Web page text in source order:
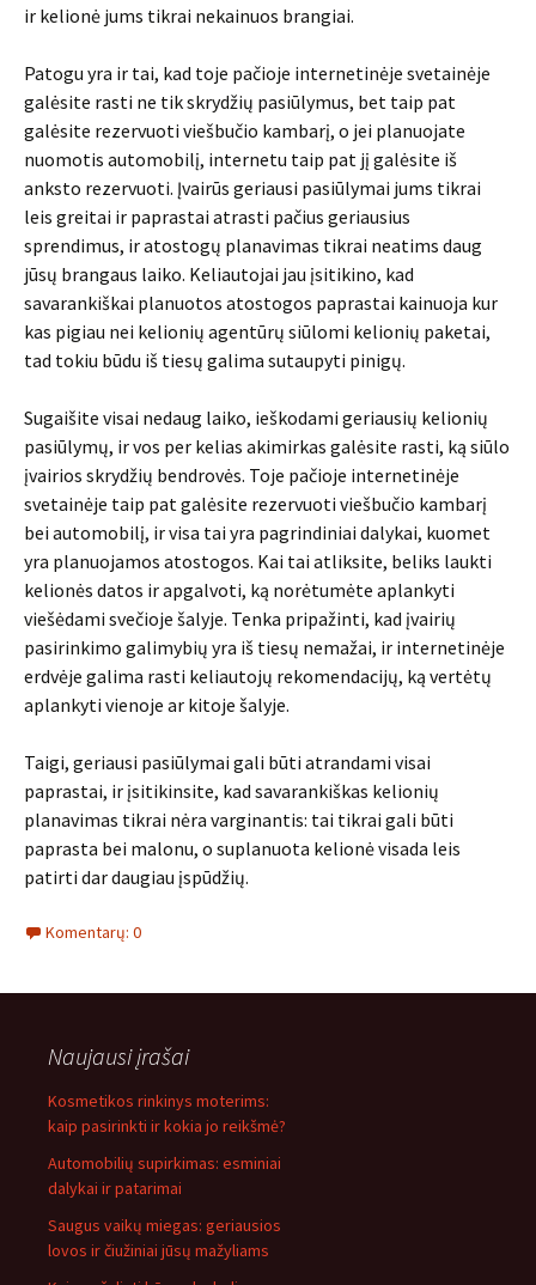
ir kelionė jums tikrai nekainuos brangiai.
Patogu yra ir tai, kad toje pačioje internetinėje svetainėje
galėsite rasti ne tik skrydžių pasiūlymus, bet taip pat
galėsite rezervuoti viešbučio kambarį, o jei planuojate
nuomotis automobilį, internetu taip pat jį galėsite iš
anksto rezervuoti. Įvairūs geriausi pasiūlymai jums tikrai
leis greitai ir paprastai atrasti pačius geriausius
sprendimus, ir atostogų planavimas tikrai neatims daug
jūsų brangaus laiko. Keliautojai jau įsitikino, kad
savarankiškai planuotos atostogos paprastai kainuoja kur
kas pigiau nei kelionių agentūrų siūlomi kelionių paketai,
tad tokiu būdu iš tiesų galima sutaupyti pinigų.
Sugaišite visai nedaug laiko, ieškodami geriausių kelionių
pasiūlymų, ir vos per kelias akimirkas galėsite rasti, ką siūlo
įvairios skrydžių bendrovės. Toje pačioje internetinėje
svetainėje taip pat galėsite rezervuoti viešbučio kambarį
bei automobilį, ir visa tai yra pagrindiniai dalykai, kuomet
yra planuojamos atostogos. Kai tai atliksite, beliks laukti
kelionės datos ir apgalvoti, ką norėtumėte aplankyti
viešėdami svečioje šalyje. Tenka pripažinti, kad įvairių
pasirinkimo galimybių yra iš tiesų nemažai, ir internetinėje
erdvėje galima rasti keliautojų rekomendacijų, ką vertėtų
aplankyti vienoje ar kitoje šalyje.
Taigi, geriausi pasiūlymai gali būti atrandami visai
paprastai, ir įsitikinsite, kad savarankiškas kelionių
planavimas tikrai nėra varginantis: tai tikrai gali būti
paprasta bei malonu, o suplanuota kelionė visada leis
patirti dar daugiau įspūdžių.
Komentarų: 0
Naujausi įrašai
Kosmetikos rinkinys moterims:
kaip pasirinkti ir kokia jo reikšmė?
Automobilių supirkimas: esminiai
dalykai ir patarimai
Saugus vaikų miegas: geriausios
lovos ir čiužiniai jūsų mažyliams